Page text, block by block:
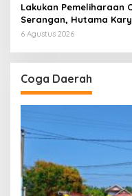
Lakukan Pemeliharaan
Serangan, Hutama
Tol Binjai–Langsa
6 Agustus 2026
Coga Daerah